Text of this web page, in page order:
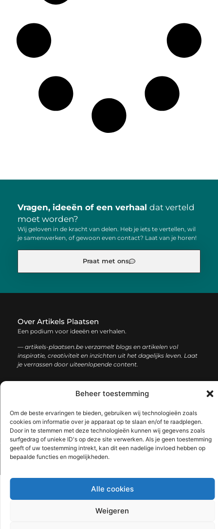
Beheer toestemming
Om de beste ervaringen te bieden, gebruiken wij technologieën zoals
cookies om informatie over je apparaat op te slaan en/of te raadplegen.
Door in te stemmen met deze technologieën kunnen wij gegevens zoals
surfgedrag of unieke ID's op deze site verwerken. Als je geen toestemming
geeft of uw toestemming intrekt, kan dit een nadelige invloed hebben op
bepaalde functies en mogelijkheden.
Alle cookies
Weigeren
Vragen, ideeën of een verhaal dat verteld
moet worden?
Wij geloven in de kracht van delen. Heb je iets te vertellen, wil
je samenwerken, of gewoon even contact? Laat van je horen!
Praat met ons
Over Artikels Plaatsen
Een podium voor ideeën en verhalen.
— artikels-plaatsen.be verzamelt blogs en artikelen vol
inspiratie, creativiteit en inzichten uit het dagelijks leven. Laat
je verrassen door uiteenlopende content.
Bericht categorie
@2025 www.artikels-plaatsen.be. All Right Reserved.​